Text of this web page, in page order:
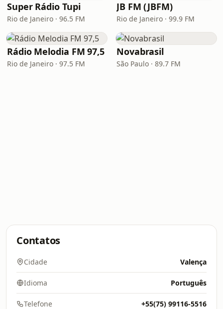
Super Rádio Tupi
Rio de Janeiro · 96.5 FM
JB FM (JBFM)
Rio de Janeiro · 99.9 FM
Rádio Melodia FM 97,5
Rio de Janeiro · 97.5 FM
Novabrasil
São Paulo · 89.7 FM
Contatos
Cidade Valença
Idioma Português
Telefone +55(75) 99116-5516